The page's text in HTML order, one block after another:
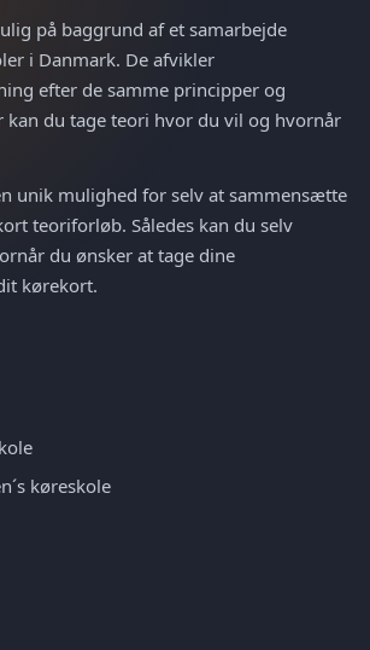
på baggrund af et samarbejde
i Danmark. De afvikler
efter de samme principper og
kan du tage teori hvor du vil og hvornår
unik mulighed for selv at sammensætte
teoriforløb. Således kan du selv
du ønsker at tage dine
kørekort.
køreskole